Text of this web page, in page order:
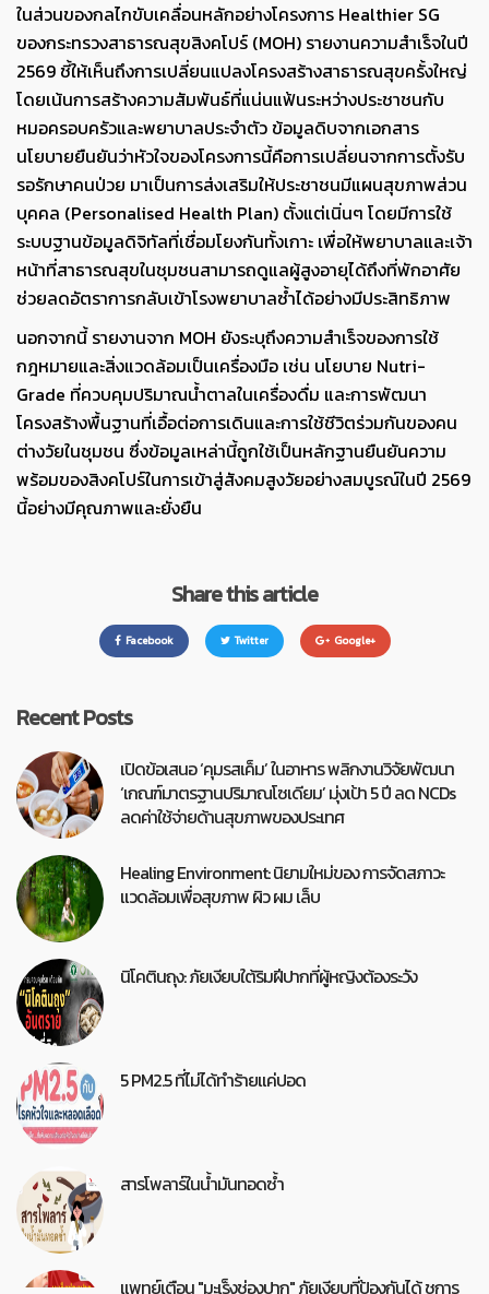
ในส่วนของกลไกขับเคลื่อนหลักอย่างโครงการ Healthier SG
ของกระทรวงสาธารณสุขสิงคโปร์ (MOH) รายงานความสำเร็จในปี
2569 ชี้ให้เห็นถึงการเปลี่ยนแปลงโครงสร้างสาธารณสุขครั้งใหญ่
โดยเน้นการสร้างความสัมพันธ์ที่แน่นแฟ้นระหว่างประชาชนกับ
หมอครอบครัวและพยาบาลประจำตัว ข้อมูลดิบจากเอกสาร
นโยบายยืนยันว่าหัวใจของโครงการนี้คือการเปลี่ยนจากการตั้งรับ
รอรักษาคนป่วย มาเป็นการส่งเสริมให้ประชาชนมีแผนสุขภาพส่วน
บุคคล (Personalised Health Plan) ตั้งแต่เนิ่นๆ โดยมีการใช้
ระบบฐานข้อมูลดิจิทัลที่เชื่อมโยงกันทั้งเกาะ เพื่อให้พยาบาลและเจ้า
หน้าที่สาธารณสุขในชุมชนสามารถดูแลผู้สูงอายุได้ถึงที่พักอาศัย
ช่วยลดอัตราการกลับเข้าโรงพยาบาลซ้ำได้อย่างมีประสิทธิภาพ
นอกจากนี้ รายงานจาก MOH ยังระบุถึงความสำเร็จของการใช้
กฎหมายและสิ่งแวดล้อมเป็นเครื่องมือ เช่น นโยบาย Nutri-
Grade ที่ควบคุมปริมาณน้ำตาลในเครื่องดื่ม และการพัฒนา
โครงสร้างพื้นฐานที่เอื้อต่อการเดินและการใช้ชีวิตร่วมกันของคน
ต่างวัยในชุมชน ซึ่งข้อมูลเหล่านี้ถูกใช้เป็นหลักฐานยืนยันความ
พร้อมของสิงคโปร์ในการเข้าสู่สังคมสูงวัยอย่างสมบูรณ์ในปี 2569
นี้อย่างมีคุณภาพและยั่งยืน
Share this article
Facebook Twitter Google+
Recent Posts
เปิดข้อเสนอ ‘คุมรสเค็ม’ ในอาหาร พลิกงานวิจัยพัฒนา
‘เกณฑ์มาตรฐานปริมาณโซเดียม’ มุ่งเป้า 5 ปี ลด NCDs
ลดค่าใช้จ่ายด้านสุขภาพของประเทศ
Healing Environment: นิยามใหม่ของ การจัดสภาวะ
แวดล้อมเพื่อสุขภาพ ผิว ผม เล็บ
นิโคตินถุง: ภัยเงียบใต้ริมฝีปากที่ผู้หญิงต้องระวัง
5 PM2.5 ที่ไม่ได้ทำร้ายแค่ปอด
สารโพลาร์ในน้ำมันทอดซ้ำ
แพทย์เตือน "มะเร็งช่องปาก" ภัยเงียบที่ป้องกันได้ ชูการ